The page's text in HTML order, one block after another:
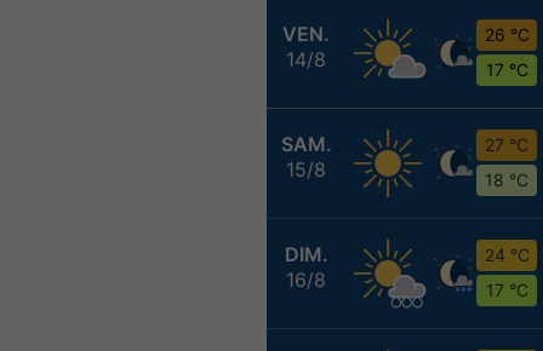
VEN.
14/8
26 °C
17 °C
SAM.
15/8
27 °C
18 °C
DIM.
16/8
24 °C
17 °C